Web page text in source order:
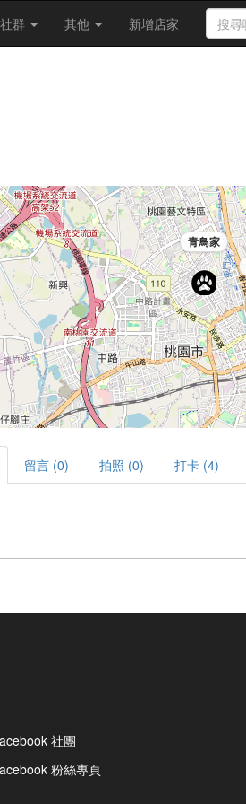
社群 其他 新增店家
青鳥家
留言 (0) 拍照 (0) 打卡 (4)
社團
粉絲專頁